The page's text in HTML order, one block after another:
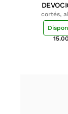
cortés,